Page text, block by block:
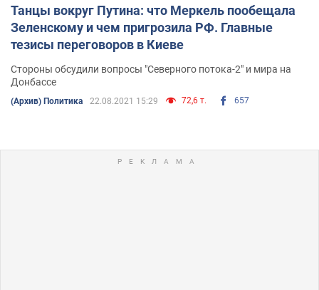
Танцы вокруг Путина: что Меркель пообещала
Зеленскому и чем пригрозила РФ. Главные
тезисы переговоров в Киеве
Стороны обсудили вопросы "Северного потока-2" и мира на
Донбассе
(Архив) Политика 22.08.2021 15:29 72,6 т. 657